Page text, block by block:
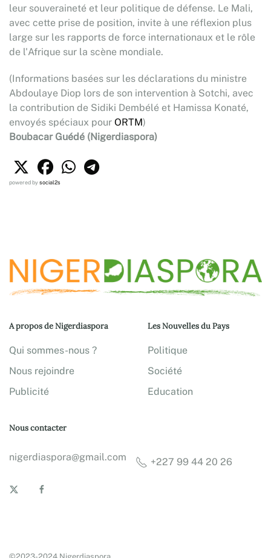
leur souveraineté et leur politique de défense. Le Mali,
avec cette prise de position, invite à une réflexion plus
large sur les rapports de force internationaux et le rôle
de l'Afrique sur la scène mondiale.
(Informations basées sur les déclarations du ministre
Abdoulaye Diop lors de son intervention à Sotchi, avec
la contribution de Sidiki Dembélé et Hamissa Konaté,
envoyés spéciaux pour ORTM)
Boubacar Guédé (Nigerdiaspora)
powered bysocial2s
A propos de Nigerdiaspora
Qui sommes-nous ?
Nous rejoindre
Publicité
Les Nouvelles du Pays
Politique
Société
Education
Nous contacter
nigerdiaspora@gmail.com +227 99 44 20 26